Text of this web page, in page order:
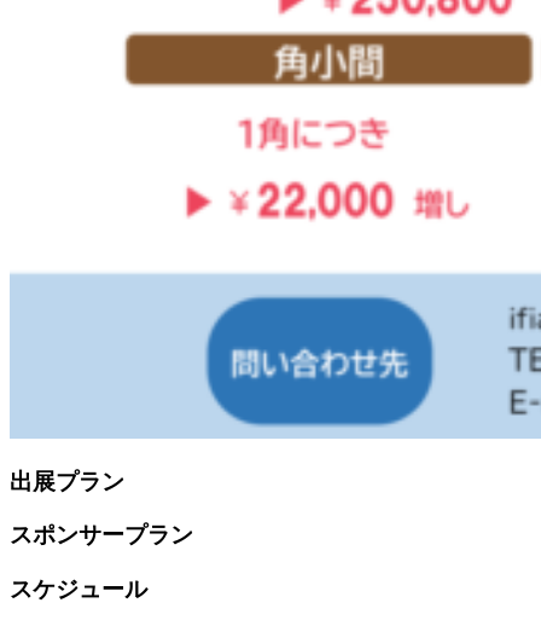
出展プラン
スポンサープラン
スケジュール